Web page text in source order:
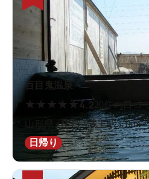
百目鬼温泉
★ ★ ★ ★ ★4.2
20件の口コミ
山形県 / 山形 / 蔵王駅3.1km
日帰り